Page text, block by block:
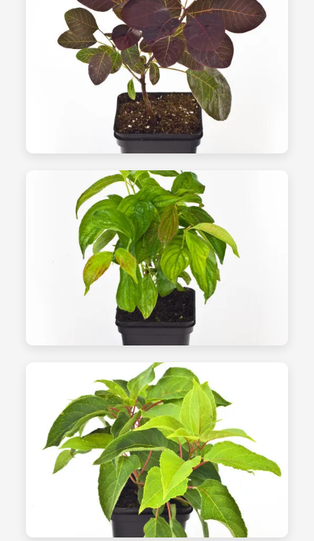
زراعة في الأنفاق
الشتلات - الصورة 19
التحضير للشحن
الشتلات - الصورة 20
عرض المنتج